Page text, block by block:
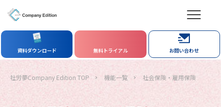
資料ダウンロード 無料トライアル お問い合わせ
社労夢Company Edition TOP 機能一覧 社会保険・雇用保険